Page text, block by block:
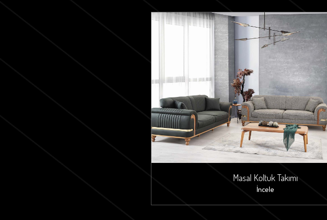
Masal Koltuk Takımı
İncele